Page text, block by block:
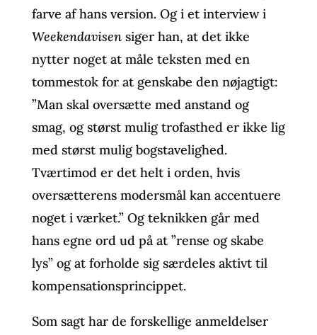
farve af hans version. Og i et interview i
Weekendavisensiger han, at det ikke
nytter noget at måle teksten med en
tommestok for at genskabe den nøjagtigt:
”Man skal oversætte med anstand og
smag, og størst mulig trofasthed er ikke lig
med størst mulig bogstavelighed.
Tværtimod er det helt i orden, hvis
oversætterens modersmål kan accentuere
noget i værket.” Og teknikken går med
hans egne ord ud på at ”rense og skabe
lys” og at forholde sig særdeles aktivt til
kompensationsprincippet.
Som sagt har de forskellige anmeldelser